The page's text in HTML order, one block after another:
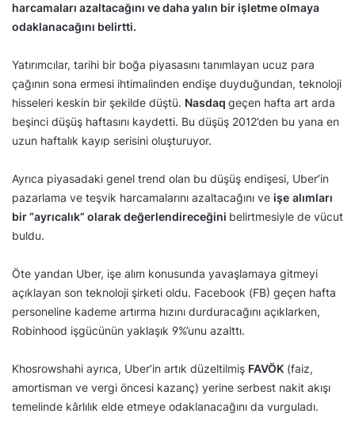
harcamaları azaltacağını ve daha yalın bir işletme olmaya
odaklanacağını belirtti.
Yatırımcılar, tarihi bir boğa piyasasını tanımlayan ucuz para
çağının sona ermesi ihtimalinden endişe duyduğundan, teknoloji
hisseleri keskin bir şekilde düştü. Nasdaq geçen hafta art arda
beşinci düşüş haftasını kaydetti. Bu düşüş 2012’den bu yana en
uzun haftalık kayıp serisini oluşturuyor.
Ayrıca piyasadaki genel trend olan bu düşüş endişesi, Uber’in
pazarlama ve teşvik harcamalarını azaltacağını ve işe alımları
bir “ayrıcalık” olarak değerlendireceğini belirtmesiyle de vücut
buldu.
Öte yandan Uber, işe alım konusunda yavaşlamaya gitmeyi
açıklayan son teknoloji şirketi oldu. Facebook (FB) geçen hafta
personeline kademe artırma hızını durduracağını açıklarken,
Robinhood işgücünün yaklaşık 9%’unu azalttı.
Khosrowshahi ayrıca, Uber’in artık düzeltilmiş FAVÖK (faiz,
amortisman ve vergi öncesi kazanç) yerine serbest nakit akışı
temelinde kârlılık elde etmeye odaklanacağını da vurguladı.